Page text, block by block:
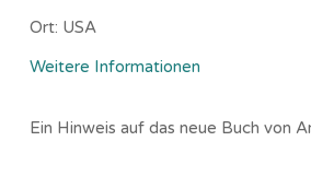
Ort: USA
Weitere Informationen
Ein Hinweis auf das neue Buch von